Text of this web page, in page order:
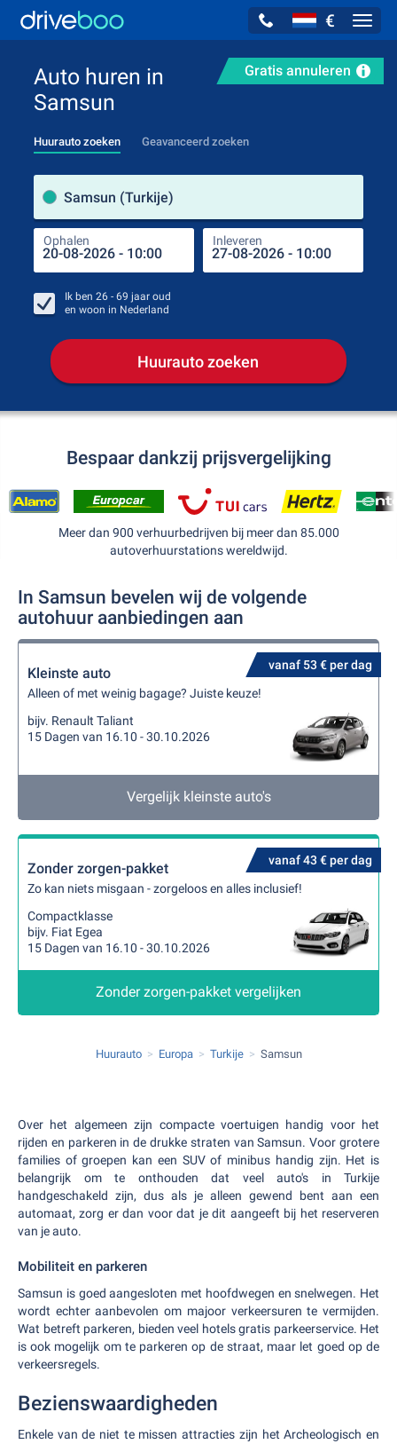
€
Gratis annuleren
Auto huren in
Samsun
Huurauto zoeken Geavanceerd zoeken
Samsun (Turkije)
Ophalen Inleveren
Ik ben 26 - 69 jaar oud
en woon in Nederland
Huurauto zoeken
Bespaar dankzij prijsvergelijking
Meer dan 900 verhuurbedrijven bij meer dan 85.000
autoverhuurstations wereldwijd.
In Samsun bevelen wij de volgende
autohuur aanbiedingen aan
vanaf 53 € per dag
Kleinste auto
Alleen of met weinig bagage? Juiste keuze!
bijv. Renault Taliant
15 Dagen van 16.10 - 30.10.2026
Vergelijk kleinste auto's
vanaf 43 € per dag
Zonder zorgen-pakket
Zo kan niets misgaan - zorgeloos en alles inclusief!
Compactklasse
bijv. Fiat Egea
15 Dagen van 16.10 - 30.10.2026
Zonder zorgen-pakket vergelijken
Huurauto Europa Turkije Samsun
Over het algemeen zijn compacte voertuigen handig voor het
rijden en parkeren in de drukke straten van Samsun. Voor grotere
families of groepen kan een SUV of minibus handig zijn. Het is
belangrijk om te onthouden dat veel auto's in Turkije
handgeschakeld zijn, dus als je alleen gewend bent aan een
automaat, zorg er dan voor dat je dit aangeeft bij het reserveren
van je auto.
Mobiliteit en parkeren
Samsun is goed aangesloten met hoofdwegen en snelwegen. Het
wordt echter aanbevolen om majoor verkeersuren te vermijden.
Wat betreft parkeren, bieden veel hotels gratis parkeerservice. Het
is ook mogelijk om te parkeren op de straat, maar let goed op de
verkeersregels.
Bezienswaardigheden
Enkele van de niet te missen attracties zijn het Archeologisch en